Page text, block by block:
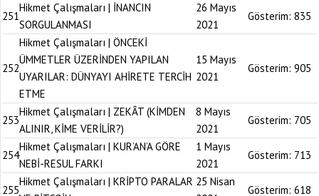
251
Hikmet Çalışmaları | İNANCIN
SORGULANMASI
26 Mayıs
2021
Gösterim: 835
252
Hikmet Çalışmaları | ÖNCEKİ
ÜMMETLER ÜZERİNDEN YAPILAN
UYARILAR: DÜNYAYI AHİRETE TERCİH
ETME
15 Mayıs
2021
Gösterim: 905
253
Hikmet Çalışmaları | ZEKÂT (KİMDEN
ALINIR, KİME VERİLİR?)
8 Mayıs
2021
Gösterim: 705
254
Hikmet Çalışmaları | KUR’AN’A GÖRE
NEBİ-RESUL FARKI
1 Mayıs
2021
Gösterim: 713
255
Hikmet Çalışmaları | KRİPTO PARALAR 25 Nisan
Gösterim: 618